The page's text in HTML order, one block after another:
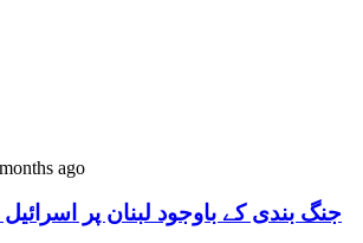
4 months ago
جنگ بندی کے باوجود لبنان پر